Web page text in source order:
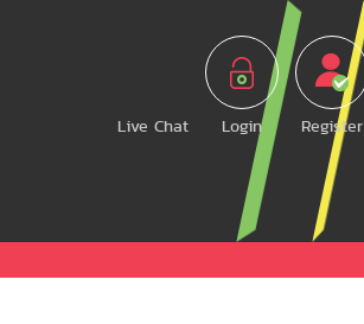
Live Chat Login Register